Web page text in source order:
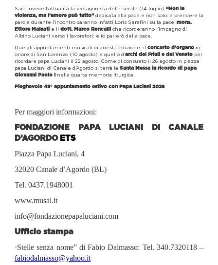
Sarà invece l’attualità la protagonista della serata (14 luglio) “Non la
violenza, ma l’amore può tutto”dedicata alla pace e non solo: a prendere la
parola durante l’incontro saranno infatti Loris Serafini sulla pace, mons.
Ettore Malnati e il dott. Marco Roncalli che ricorderanno l’impegno di
Albino Luciani verso i lavoratori: e io parlerò della pace.
Due gli appuntamenti musicali di questa edizione: il concerto d’organo in
onore di San Lorenzo (10 agosto) e quello d’archi del Friuli e del Veneto per
ricordare papa Luciani il 22 agosto. Come di consueto il 26 agosto in piazza
papa Luciani di Canale d’Agordo si terrà la Santa Messa in ricordo di papa
Giovanni Paolo I
nella quarta memoria liturgica.
Pieghevole 48° appuntamento estivo con Papa Luciani 2026
Per maggiori informazioni:
FONDAZIONE PAPA LUCIANI DI CANALE
D’AGORDO ETS
Piazza Papa Luciani, 4
32020 Canale d’Agordo (BL)
Tel. 0437.1948001
www.musal.it
info@fondazionepapaluciani.com
Ufficio stampa
“Stelle senza nome” di Fabio Dalmasso: Tel. 340.7320118 –
fabiodalmasso@yahoo.it